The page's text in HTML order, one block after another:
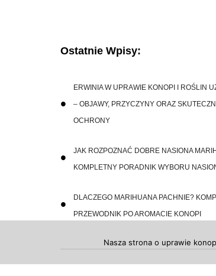
Ostatnie Wpisy:
ERWINIA W UPRAWIE KONOPI I ROŚLIN
– OBJAWY, PRZYCZYNY ORAZ
OCHRONY
JAK ROZPOZNAĆ DOBRE NASIONA
KOMPLETNY PORADNIK WYBORU
DLACZEGO MARIHUANA PACHNIE?
PRZEWODNIK PO AROMACIE KONOPI
Nasza strona o uprawie